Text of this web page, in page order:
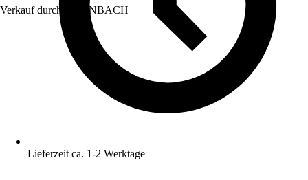
Verkauf durch: HORNBACH
Lieferzeit ca. 1-2 Werktage